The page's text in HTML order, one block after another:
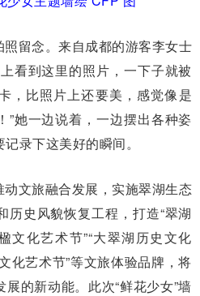
留念。来自成都的游客李女士
看到这里的照片，一下子就被
，比照片上还要美，感觉像是
”她一边说着，一边摆出各种姿
录下这美好的瞬间。
文旅融合发展，实施翠湖生态
历史风貌恢复工程，打造“翠湖
文化艺术节”“大翠湖历史文化
化艺术节”等文旅体验品牌，将
的新动能。此次“鲜花少女”墙